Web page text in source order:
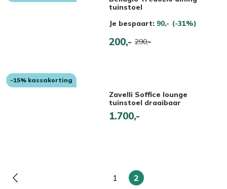
tuinstoel
Je bespaart: 90,- (-31%)
200,- 290,-
-15% kassakorting
Zavelli Soffice lounge
tuinstoel draaibaar
1.700,-
Pagina Pagina
1
U
2